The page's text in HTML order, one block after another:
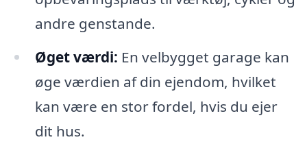
andre genstande.
Øget værdi: En velbygget garage kan
øge værdien af din ejendom, hvilket
kan være en stor fordel, hvis du ejer
dit hus.